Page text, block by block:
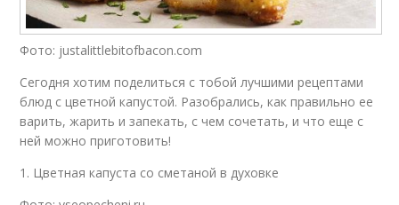
Фото: justalittlebitofbacon.com
Сегодня хотим поделиться с тобой лучшими рецептами
блюд с цветной капустой. Разобрались, как правильно ее
варить, жарить и запекать, с чем сочетать, и что еще с
ней можно приготовить!
1. Цветная капуста со сметаной в духовке